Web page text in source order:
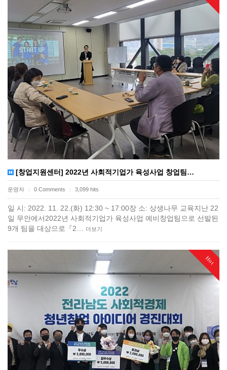
[창업지원센터] 2022년 사회적기업가 육성사업 창업팀…
운영자 | 0 Comments | 3,099 hits
일 시: 2022. 11. 22.(화) 12:30 ~ 17:00장 소: 상생나무 교육지난 22
일 무안에서2022년 사회적기업가 육성사업 예비창업팀으로 선발된
9개 팀을 대상으로『2…
더보기
Hot